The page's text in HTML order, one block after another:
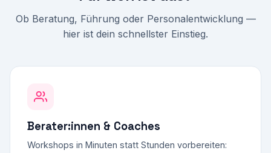
Ob Beratung, Führung oder Personalentwicklung —
hier ist dein schnellster Einstieg.
Berater:innen & Coaches
Workshops in Minuten statt Stunden vorbereiten: